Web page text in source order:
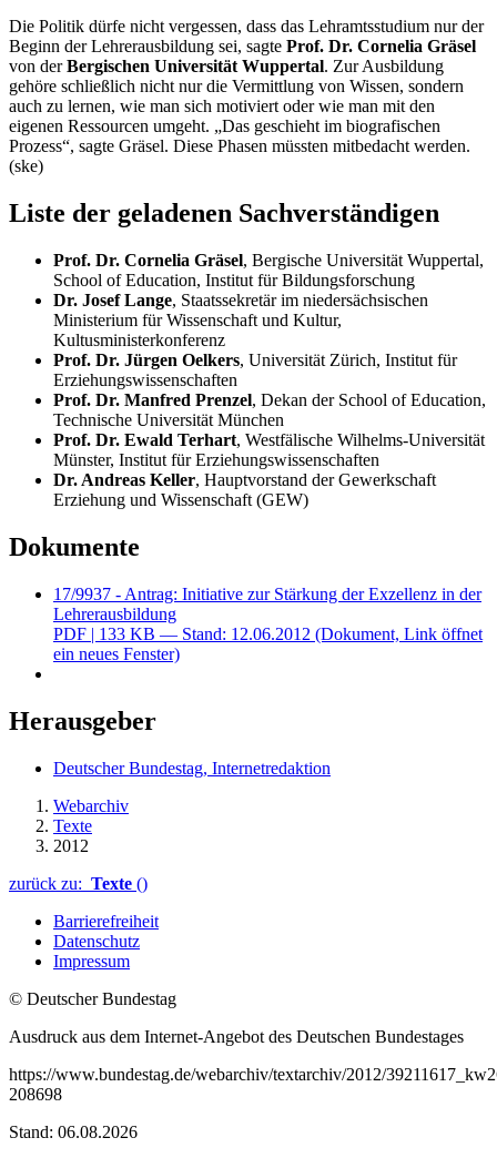
Die Politik dürfe nicht vergessen, dass das Lehramtsstudium nur der
Beginn der Lehrerausbildung sei, sagte Prof. Dr. Cornelia Gräsel
von derBergischen Universität Wuppertal. Zur Ausbildung
gehöre schließlich nicht nur die Vermittlung von Wissen, sondern
auch zu lernen, wie man sich motiviert oder wie man mit den
eigenen Ressourcen umgeht. „Das geschieht im biografischen
Prozess“, sagte Gräsel. Diese Phasen müssten mitbedacht werden.
(ske)
Liste der geladenen Sachverständigen
Prof. Dr. Cornelia Gräsel, Bergische Universität Wuppertal,
School of Education, Institut für Bildungsforschung
Dr. Josef Lange, Staatssekretär im niedersächsischen
Ministerium für Wissenschaft und Kultur,
Kultusministerkonferenz
Prof. Dr. Jürgen Oelkers, Universität Zürich, Institut für
Erziehungswissenschaften
Prof. Dr. Manfred Prenzel, Dekan der School of Education,
Technische Universität München
Prof. Dr. Ewald Terhart, Westfälische Wilhelms-Universität
Münster, Institut für Erziehungswissenschaften
Dr. Andreas Keller, Hauptvorstand der Gewerkschaft
Erziehung und Wissenschaft (GEW)
Dokumente
17/9937 - Antrag: Initiative zur Stärkung der Exzellenz in der
Lehrerausbildung
PDF | 133 KB — Stand: 12.06.2012 (Dokument, Link öffnet
ein neues Fenster)
Herausgeber
Deutscher Bundestag, Internetredaktion
Webarchiv
Texte
2012
zurück zu: Texte ()
Barrierefreiheit
Datenschutz
Impressum
© Deutscher Bundestag
Ausdruck aus dem Internet-Angebot des Deutschen Bundestages
https://www.bundestag.de/webarchiv/textarchiv/2012/
208698
Stand: 06.08.2026